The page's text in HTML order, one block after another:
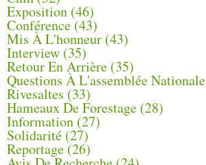
Exposition (46)
Conférence(43)
Mis À L'honneur (43)
Interview (35)
Retour En Arrière (35)
Questions À L'assemblée Nationale
Rivesaltes (33)
Hameaux De Forestage (28)
Information (27)
Solidarité (27)
Reportage(26)